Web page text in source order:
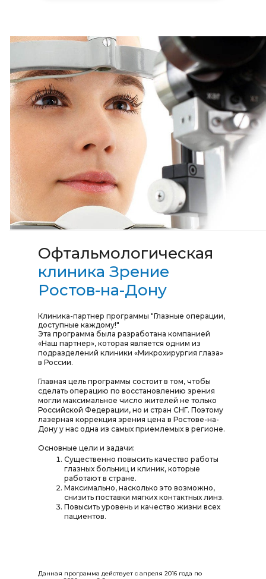
Офтальмологическая
клиника Зрение
Ростов-на-Дону
Клиника-партнер программы "Глазные операции,
доступные каждому!"
Эта программа была разработана компанией
«Наш партнер», которая является одним из
подразделений клиники «Микрохирургия глаза»
в России.
Главная цель программы состоит в том, чтобы
сделать операцию по восстановлению зрения
могли максимальное число жителей не только
Российской Федерации, но и стран СНГ. Поэтому
лазерная коррекция зрения цена в Ростове-на-
Дону у нас одна из самых приемлемых в регионе.
Основные цели и задачи:
Существенно повысить качество работы
глазных больниц и клиник, которые
работают в стране.
Максимально, насколько это возможно,
снизить поставки мягких контактных линз.
Повысить уровень и качество жизни всех
пациентов.
Данная программа действует с апреля 2016 года по